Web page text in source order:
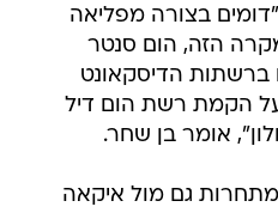
בצורה מפליאה
הזה, הום סנטר
הדיסקאונט
הקמת רשת הום דיל
אומר בן שחר.
גם מול איקאה